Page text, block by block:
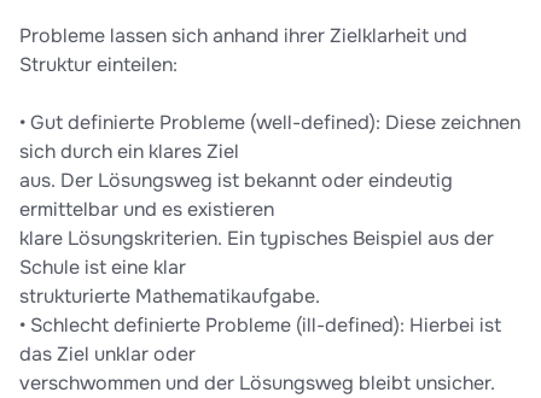
Probleme lassen sich anhand ihrer Zielklarheit und
Struktur einteilen:
• Gut definierte Probleme (well-defined): Diese zeichnen
sich durch ein klares Ziel
aus. Der Lösungsweg ist bekannt oder eindeutig
ermittelbar und es existieren
klare Lösungskriterien. Ein typisches Beispiel aus der
Schule ist eine klar
strukturierte Mathematikaufgabe.
• Schlecht definierte Probleme (ill-defined): Hierbei ist
das Ziel unklar oder
verschwommen und der Lösungsweg bleibt unsicher.